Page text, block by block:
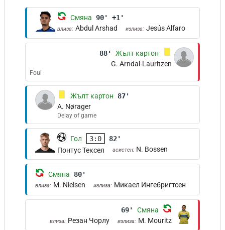
Смяна 90' +1'
влиза: Abdul Arshad излиза: Jesús Alfaro
88'
Жълт картон
G. Arndal-Lauritzen
Foul
Жълт картон
87'
A. Nørager
Delay of game
Гол 3:0
82'
Понтус Тексел
асистен: N. Bossen
Смяна 80'
влиза: M. Nielsen излиза: Микаел Ингебригтсен
69' Смяна
влиза: Резан Чорлу излиза: M. Mouritz